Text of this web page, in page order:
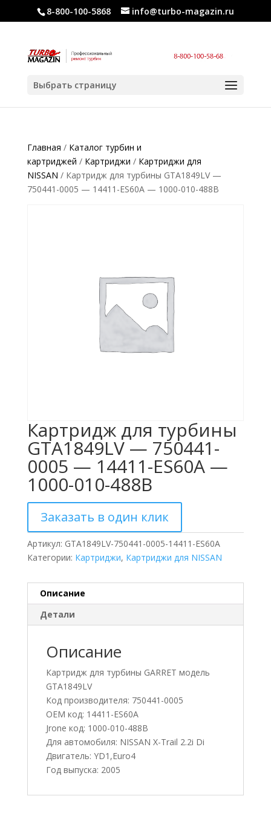
8-800-100-5868 info@turbo-magazin.ru
Выбрать страницу
Главная / Каталог турбин и
картриджей / Картриджи / Картриджи для
NISSAN / Картридж для турбины GTA1849LV —
750441-0005 — 14411-ES60A — 1000-010-488B
Картридж для турбины
GTA1849LV — 750441-
0005 — 14411-ES60A —
1000-010-488B
Заказать в один клик
Артикул: GTA1849LV-750441-0005-14411-ES60A
Категории: Картриджи, Картриджи для NISSAN
Описание
Детали
Описание
Картридж для турбины GARRET модель
GTA1849LV
Код производителя: 750441-0005
OEM код: 14411-ES60A
Jrone код: 1000-010-488B
Для автомобиля: NISSAN X-Trail 2.2i Di
Двигатель: YD1,Euro4
Год выпуска: 2005